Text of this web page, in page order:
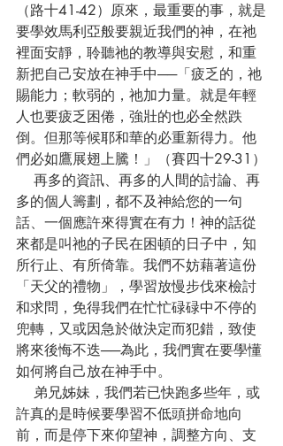
（路十41-42）原來，最重要的事，就是
要學效馬利亞般要親近我們的神，在祂
裡面安靜，聆聽祂的教導與安慰，和重
新把自己安放在神手中──「疲乏的，祂
賜能力；軟弱的，祂加力量。就是年輕
人也要疲乏困倦，強壯的也必全然跌
倒。但那等候耶和華的必重新得力。他
們必如鷹展翅上騰！」（賽四十29-31）
多的個人籌劃，都不及神給您的一句
話、一個應許來得實在有力！神的話從
來都是叫祂的子民在困頓的日子中，知
所行止、有所倚靠。我們不妨藉著這份
「天父的禮物」，學習放慢步伐來檢討
和求問，免得我們在忙忙碌碌中不停的
兜轉，又或因急於做決定而犯錯，致使
將來後悔不迭──為此，我們實在要學懂
如何將自己放在神手中。
許真的是時候要學習不低頭拼命地向
前，而是停下來仰望神，調整方向、支